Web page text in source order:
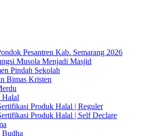
Pesantren Kab. Semarang 2026
Musola Menjadi Masjid
Pindah Sekolah
Bimas Kristen
Halal
Produk Halal | Reguler
Produk Halal | Self Declare
Budha